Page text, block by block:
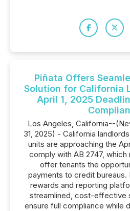
Piñata Offers
Solution for California
April 1, 2025
Los Angeles, California--
31, 2025) - California
units are approaching the
comply with AB 2747,
offer tenants the
payments to credit bureaus.
rewards and reporting
streamlined, cost-effective
ensure full compliance while